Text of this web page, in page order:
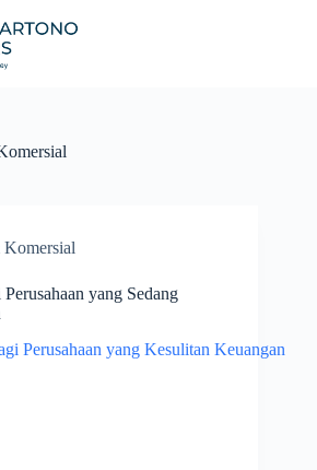
Komersial
yang Sedang